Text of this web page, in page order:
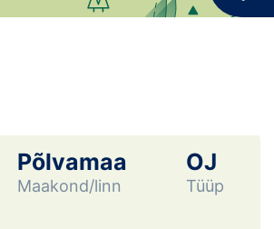
100!
Põlvamaa
Maakond/linn
OJ
Tüüp